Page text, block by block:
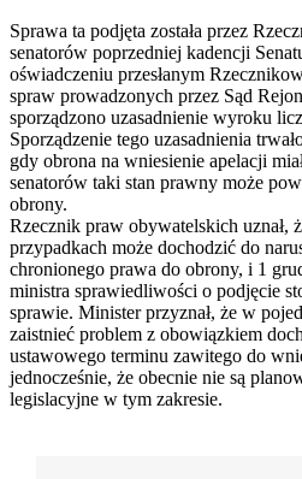
Sprawa ta podjęta została przez
senatorów poprzedniej kadencji
oświadczeniu przesłanym
spraw prowadzonych przez Sąd
sporządzono uzasadnienie wyroku
Sporządzenie tego uzasadnienia
gdy obrona na wniesienie apelacji
senatorów taki stan prawny może
obrony.
Rzecznik praw obywatelskich uznał,
przypadkach może dochodzić do
chronionego prawa do obrony, i 1
ministra sprawiedliwości o podjęcie
sprawie. Minister przyznał, że w
zaistnieć problem z obowiązkiem
ustawowego terminu zawitego do
jednocześnie, że obecnie nie są
legislacyjne w tym zakresie.